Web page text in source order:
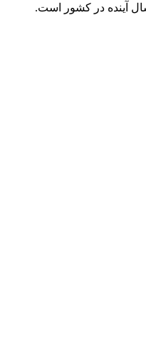
آینده در کشور است.